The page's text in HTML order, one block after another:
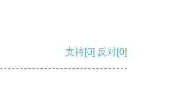
支持[0] 反对[0]